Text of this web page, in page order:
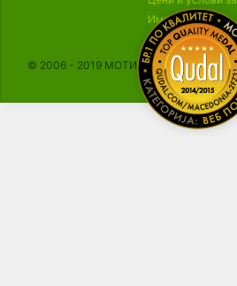
Импресум
© 2006 - 2019 МОТИКА, Сите права се